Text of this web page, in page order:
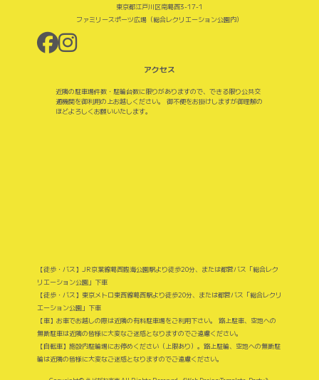
東京都江戸川区南葛西3-17-1
ファミリースポーツ広場（総合レクリエーション公園内）
アクセス
近隣の駐車場件数・駐輪台数に限りがありますので、できる限り公共交
通機関を御利用の上お越しください。 御不便をお掛けしますが御理解の
ほどよろしくお願いいたします。
【徒歩・バス】JR京葉線葛西臨海公園駅より徒歩20分、または都営バス「総合レク
リエーション公園」下車
【徒歩・バス】東京メトロ東西線葛西駅より徒歩20分、または都営バス「総合レクリ
エーション公園」下車
【車】お車でお越しの際は近隣の有料駐車場をご利用下さい。 路上駐車、空地への
無断駐車は近隣の皆様に大変なご迷惑となりますのでご遠慮ください。
【自転車】施設内駐輪場にお停めください（上限あり）。路上駐輪、空地への無断駐
輪は近隣の皆様に大変なご迷惑となりますのでご遠慮ください。